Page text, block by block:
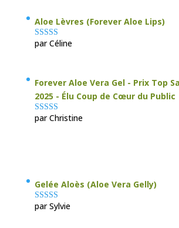
Aloe Lèvres (Forever Aloe Lips)
Note5sur 5
par Céline
Forever Aloe Vera Gel - Prix Top
2025 - Élu Coup de Cœur du Public
Note5sur 5
par Christine
Gelée Aloès (Aloe Vera Gelly)
Note5sur 5
par Sylvie